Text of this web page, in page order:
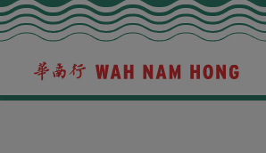
HOME FILIALEN